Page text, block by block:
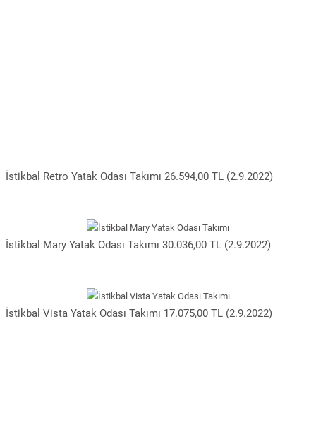
İstikbal Retro Yatak Odası Takımı 26.594,00 TL (2.9.2022)
İstikbal Mary Yatak Odası Takımı 30.036,00 TL (2.9.2022)
İstikbal Vista Yatak Odası Takımı 17.075,00 TL (2.9.2022)